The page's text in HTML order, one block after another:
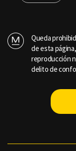
Queda
de esta
reproducción
delito de